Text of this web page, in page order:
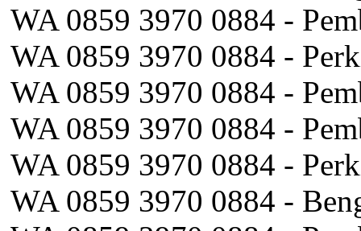
WA 0859 3970 0884 -
WA 0859 3970 0884 -
WA 0859 3970 0884 -
WA 0859 3970 0884 -
WA 0859 3970 0884 -
WA 0859 3970 0884 -